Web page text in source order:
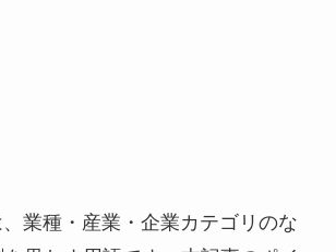
業種・産業・企業カテゴリのな